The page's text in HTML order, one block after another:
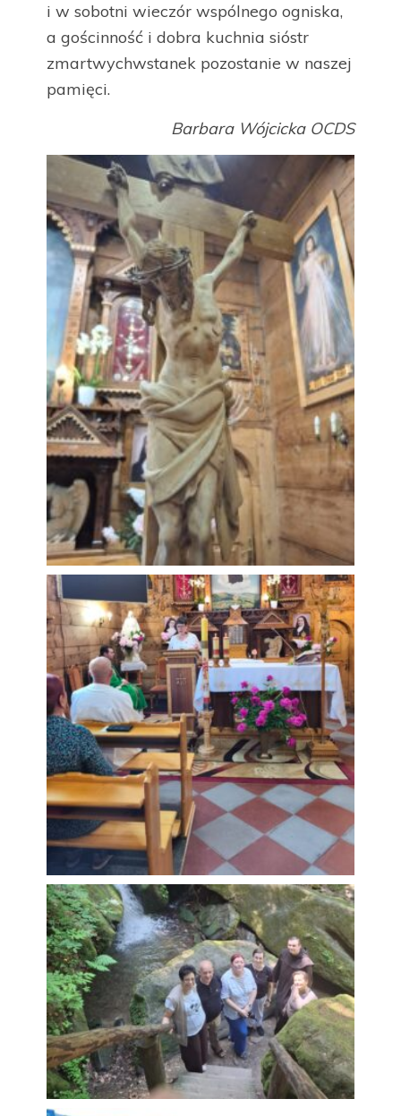
i w sobotni wieczór wspólnego ogniska,
a gościnność i dobra kuchnia sióstr
zmartwychwstanek pozostanie w naszej
pamięci.
Barbara Wójcicka OCDS